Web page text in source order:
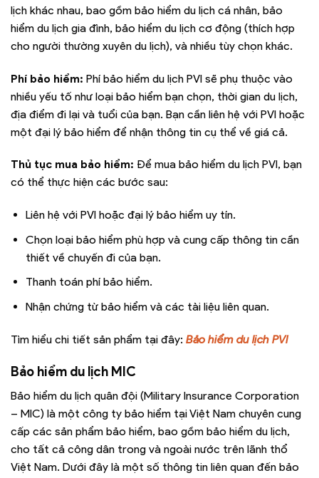
lịch khác nhau, bao gồm bảo hiểm du lịch cá nhân, bảo
hiểm du lịch gia đình, bảo hiểm du lịch cơ động (thích hợp
cho người thường xuyên du lịch), và nhiều tùy chọn khác.
Phí bảo hiểm: Phí bảo hiểm du lịch PVI sẽ phụ thuộc vào
nhiều yếu tố như loại bảo hiểm bạn chọn, thời gian du lịch,
địa điểm đi lại và tuổi của bạn. Bạn cần liên hệ với PVI hoặc
một đại lý bảo hiểm để nhận thông tin cụ thể về giá cả.
Thủ tục mua bảo hiểm: Để mua bảo hiểm du lịch PVI, bạn
có thể thực hiện các bước sau:
Liên hệ với PVI hoặc đại lý bảo hiểm uy tín.
Chọn loại bảo hiểm phù hợp và cung cấp thông tin cần
thiết về chuyến đi của bạn.
Thanh toán phí bảo hiểm.
Nhận chứng từ bảo hiểm và các tài liệu liên quan.
Tìm hiểu chi tiết sản phẩm tại đây: Bảo hiểm du lịch PVI
Bảo hiểm du lịch MIC
Bảo hiểm du lịch quân đội (Military Insurance Corporation
– MIC) là một công ty bảo hiểm tại Việt Nam chuyên cung
cấp các sản phẩm bảo hiểm, bao gồm bảo hiểm du lịch,
cho tất cả công dân trong và ngoài nước trên lãnh thổ
Việt Nam. Dưới đây là một số thông tin liên quan đến bảo